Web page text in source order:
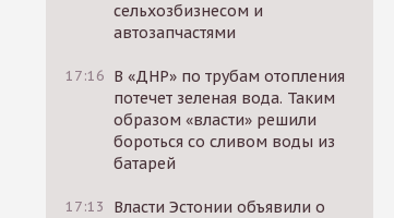
сельхозбизнесом и
автозапчастями
17:16 В «ДНР» по трубам отопления
потечет зеленая вода. Таким
образом «власти» решили
бороться со сливом воды из
батарей
17:13
Власти Эстонии объявили о